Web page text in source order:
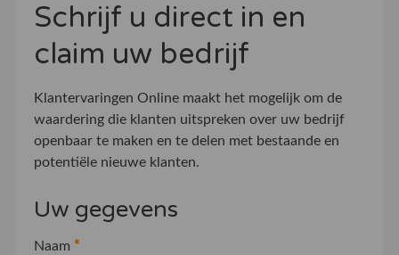
Schrijf u direct in en
claim uw bedrijf
Klantervaringen Online maakt het mogelijk om de
waardering die klanten uitspreken over uw bedrijf
openbaar te maken en te delen met bestaande en
potentiële nieuwe klanten.
Uw gegevens
Naam *